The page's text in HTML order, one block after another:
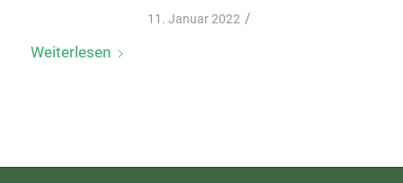
11. Januar 2022 /
Weiterlesen